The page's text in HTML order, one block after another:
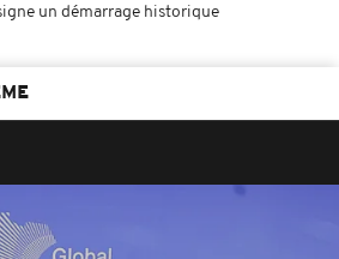
un démarrage historique